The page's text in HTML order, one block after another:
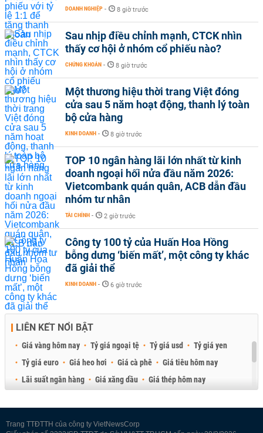
DOANH NGHIỆP - 8 giờ trước
Sau nhịp điều chỉnh mạnh, CTCK nhìn
thấy cơ hội ở nhóm cổ phiếu nào?
CHỨNG KHOÁN - 8 giờ trước
Một thương hiệu thời trang Việt đóng
cửa sau 5 năm hoạt động, thanh lý toàn
bộ cửa hàng
KINH DOANH - 8 giờ trước
TOP 10 ngân hàng lãi lớn nhất từ kinh
doanh ngoại hối nửa đầu năm 2026:
Vietcombank quán quân, ACB dẫn đầu
nhóm tư nhân
TÀI CHÍNH - 2 giờ trước
Công ty 100 tỷ của Huấn Hoa Hồng
bỗng dưng ‘biến mất’, một công ty khác
đã giải thể
KINH DOANH - 6 giờ trước
LIÊN KẾT NỔI BẬT
Giá vàng hôm nay Tỷ giá ngoại tệ Tỷ giá usd
Tỷ giá yen
Tỷ giá euro
Giá heo hơi Giá cà phê
Giá tiêu hôm nay
Lãi suất ngân hàng
Giá xăng dầu
Giá thép hôm nay
Trang TTĐTTH của công ty VietNewsCorp